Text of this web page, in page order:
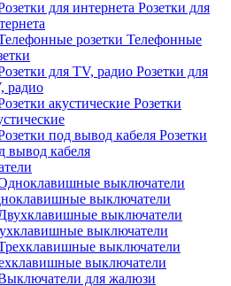
Розетки для
Телефонные
Розетки для
радио
Розетки
Розетки
вывод кабеля
выключатели
выключатели
выключатели